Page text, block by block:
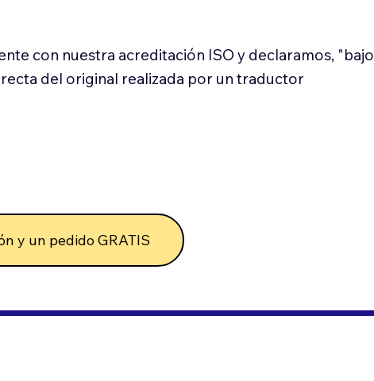
con nuestra acreditación ISO y declaramos, "bajo
del original realizada por un traductor
y un pedido GRATIS